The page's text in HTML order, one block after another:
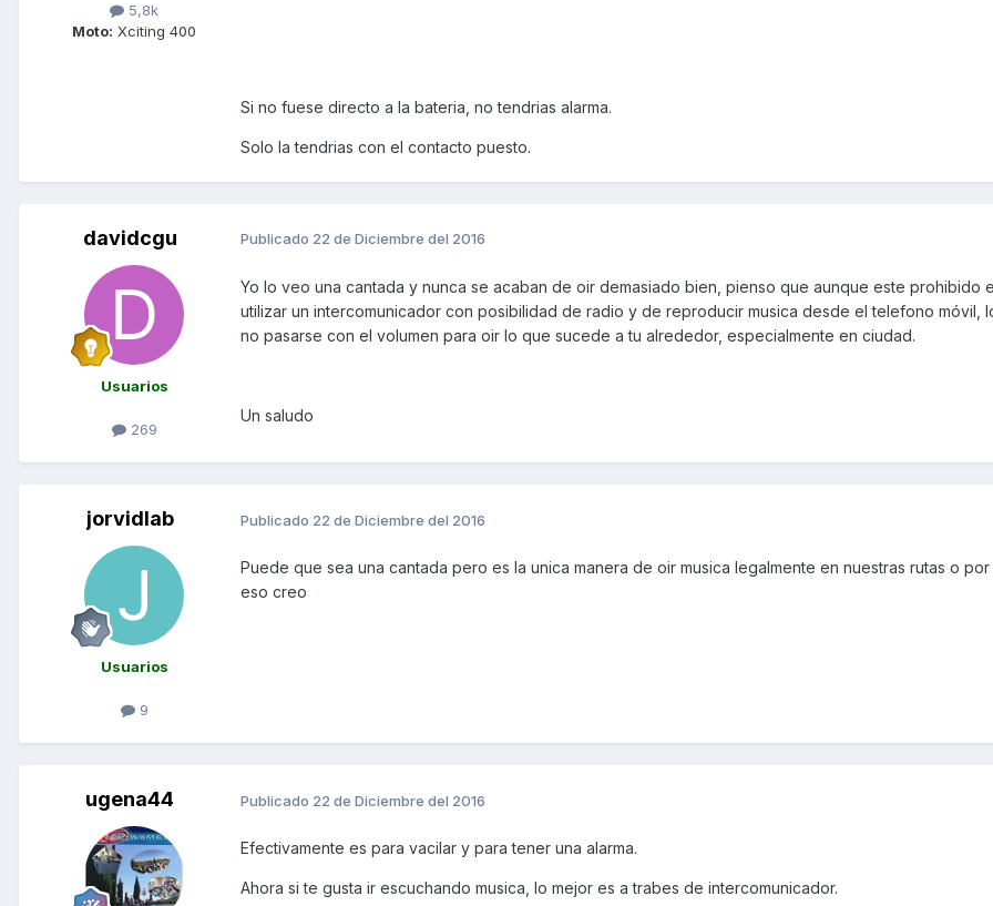
5,8k
Moto: Xciting 400
Si no fuese directo a la bateria, no tendrias alarma.
Solo la tendrias con el contacto puesto.
davidcgu
Usuarios
269
Publicado 22 de Diciembre del 2016
Yo lo veo una cantada y nunca se acaban de oir demasiado bien, pienso que aunque este prohibido
utilizar un intercomunicador con posibilidad de radio y de reproducir musica desde el telefono móvil,
no pasarse con el volumen para oir lo que sucede a tu alrededor, especialmente en ciudad.
Un saludo
jorvidlab
Usuarios
9
Publicado 22 de Diciembre del 2016
Puede que sea una cantada pero es la unica manera de oir musica legalmente en nuestras rutas o
eso creo
ugena44 Publicado 22 de Diciembre del 2016
Efectivamente es para vacilar y para tener una alarma.
Ahora si te gusta ir escuchando musica, lo mejor es a trabes de intercomunicador.